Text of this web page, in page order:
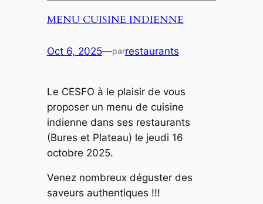
MENU CUISINE INDIENNE
Oct 6, 2025—parrestaurants
Le CESFO à le plaisir de vous
proposer un menu de cuisine
indienne dans ses restaurants
(Bures et Plateau) le jeudi 16
octobre 2025.
Venez nombreux déguster des
saveurs authentiques !!!